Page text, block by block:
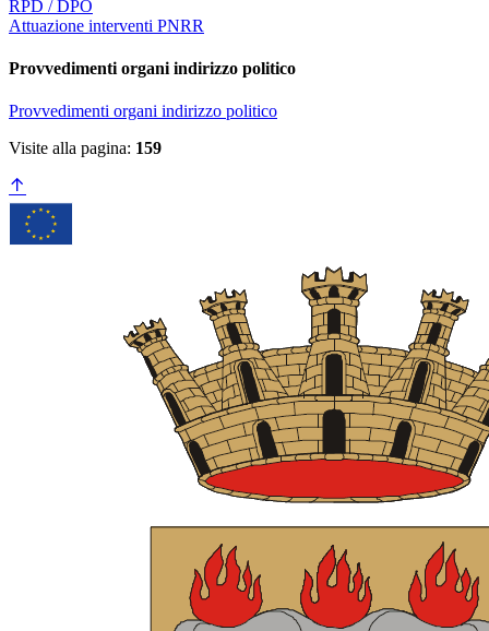
RPD / DPO
Attuazione interventi PNRR
Provvedimenti organi indirizzo politico
Provvedimenti organi indirizzo politico
Visite alla pagina: 159